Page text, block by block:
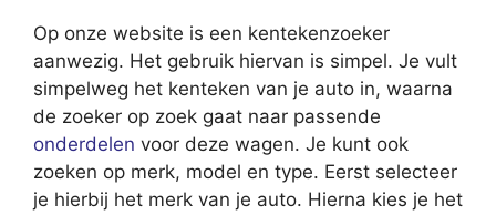
Op onze website is een kentekenzoeker
aanwezig. Het gebruik hiervan is simpel. Je vult
simpelweg het kenteken van je auto in, waarna
de zoeker op zoek gaat naar passende
onderdelen voor deze wagen. Je kunt ook
zoeken op merk, model en type. Eerst selecteer
je hierbij het merk van je auto. Hierna kies je het